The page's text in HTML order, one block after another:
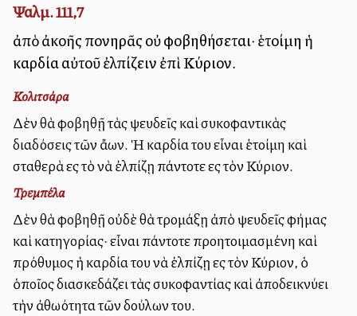
Ψαλμ. 111,7
ἀπὸ ἀκοῆς πονηρᾶς οὐ φοβηθήσεται· ἑτοίμη ἡ
καρδία αὐτοῦ ἐλπίζειν ἐπὶ Κύριον.
Κολιτσάρα
Δὲν θὰ φοβηθῇ τὰς ψευδεῖς καὶ συκοφαντικὰς
διαδόσεις τῶν ἄλλων. Ἡ καρδία του εἶναι ἑτοίμη καὶ
σταθερὰ εἰς τὸ νὰ ἐλπίζῃ πάντοτε εἰς τὸν Κύριον.
Τρεμπέλα
Δὲν θὰ φοβηθῇ οὐδὲ θὰ τρομάξῃ ἀπὸ ψευδεῖς φήμας
καὶ κατηγορίας· εἶναι πάντοτε προητοιμασμένη καὶ
πρόθυμος ἡ καρδία του νὰ ἐλπίζῃ εἰς τὸν Κύριον, ὁ
ὁποῖος διασκεδάζει τὰς συκοφαντίας καὶ ἀποδεικνύει
τὴν ἀθωότητα τῶν δούλων του.